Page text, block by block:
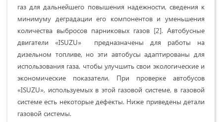
газ для дальнейшего повышения надежности, сведения к
минимуму деградации его компонентов и уменьшения
количества выбросов парниковых газов [2]. Автобусные
двигатели «ISUZU» предназначены для работы на
дизельном топливе, но эти автобусы адаптированы для
использования газа, чтобы улучшить свои экологические и
экономические показатели. При проверке автобусов
«ISUZU», используемых в этой газовой системе, в газовой
системе есть некоторые дефекты. Ниже приведены детали
газовой системы.